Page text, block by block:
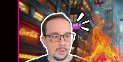
creativos que desean
sin verse abrumados por la
El futuro de Midjourney y su